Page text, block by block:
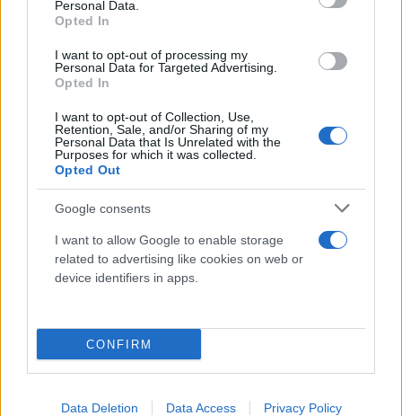
Personal Data.
Opted In
I want to opt-out of processing my
Personal Data for Targeted Advertising.
Opted In
I want to opt-out of Collection, Use,
Retention, Sale, and/or Sharing of my
Personal Data that Is Unrelated with the
Purposes for which it was collected.
Opted Out
Google consents
I want to allow Google to enable storage
related to advertising like cookies on web or
device identifiers in apps.
CONFIRM
Data Deletion Data Access Privacy Policy
«ελληνικού FBI»
06.08.2026